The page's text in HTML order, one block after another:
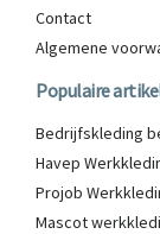
Contact
Algemene
Populaire
Bedrijfskleding
Havep
Projob
Mascot